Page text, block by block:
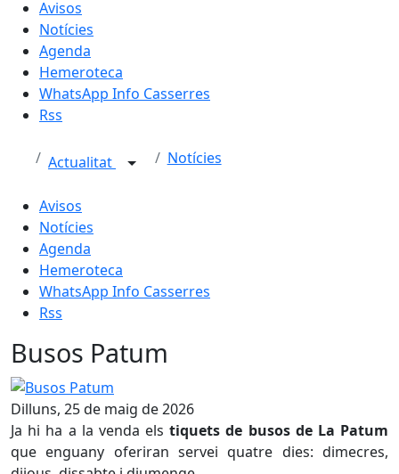
Avisos
Notícies
Agenda
Hemeroteca
WhatsApp Info Casserres
Rss
Actualitat Notícies
Avisos
Notícies
Agenda
Hemeroteca
WhatsApp Info Casserres
Rss
Busos Patum
Busos Patum
Dilluns, 25 de maig de 2026
Ja hi ha a la venda elstiquets de busos de La Patum
que enguany oferiran servei quatre dies: dimecres,